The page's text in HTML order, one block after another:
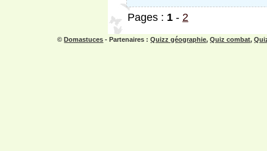
Pages : 1 - 2
©Domastuces - Partenaires :Quizz géographie,Quiz combat,